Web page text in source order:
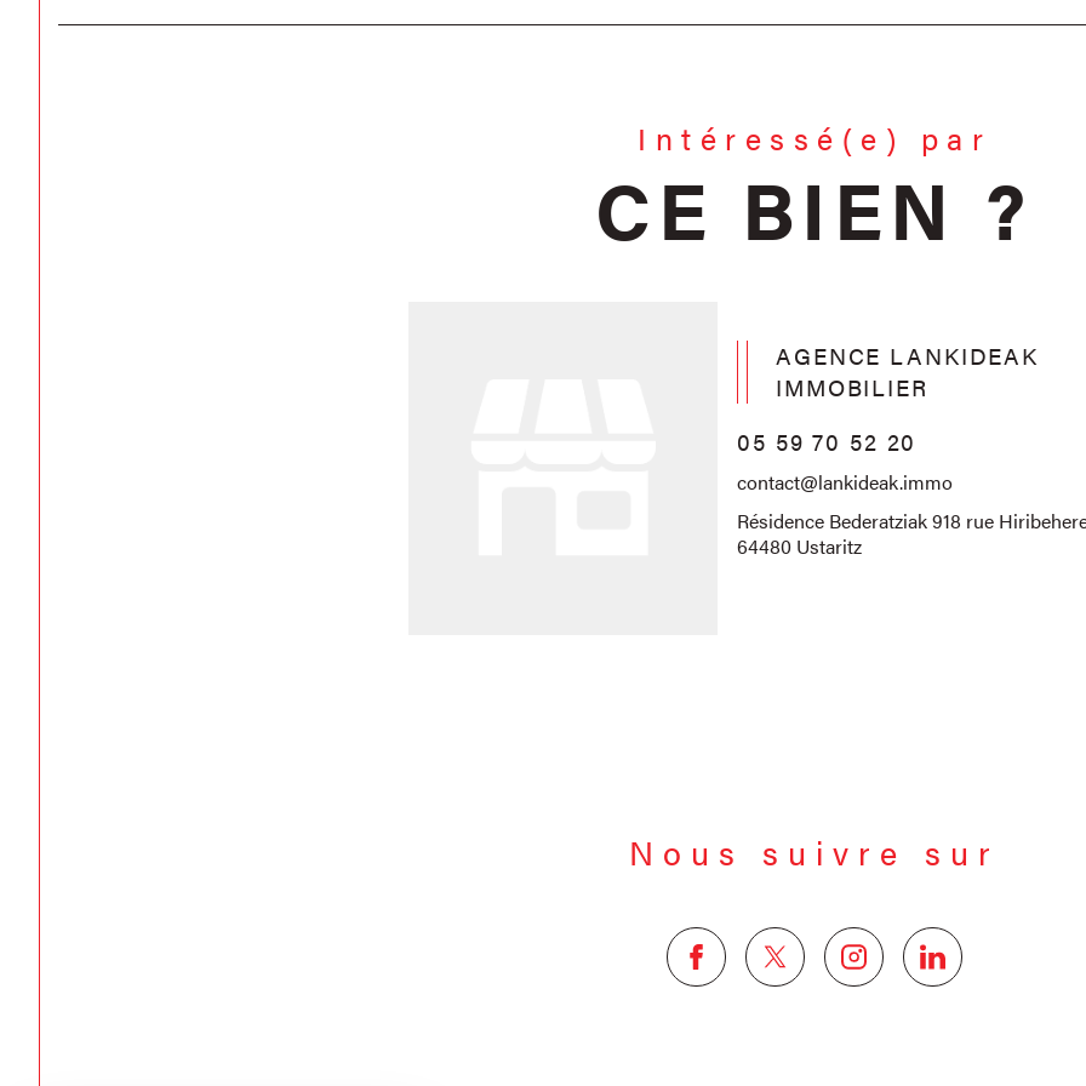
Intéressé(e) par
CE BIEN ?
AGENCE LANKIDEAK
IMMOBILIER
05 59 70 52 20
contact@lankideak.immo
Résidence Bederatziak 918 rue
64480 Ustaritz
Nous suivre sur